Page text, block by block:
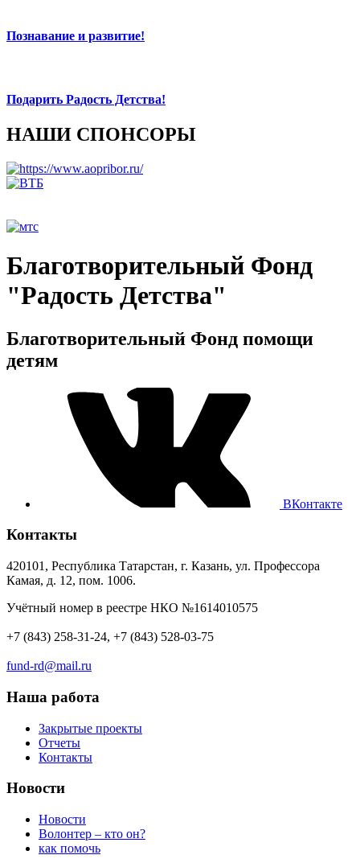
Познавание и развитие!
Подарить Радость Детства!
НАШИ СПОНСОРЫ
Благотворительный Фонд
"Радость Детства"
Благотворительный Фонд помощи
детям
ВКонтакте
Контакты
420101, Республика Татарстан, г. Казань, ул. Профессора
Камая, д. 12, пом. 1006.
Учётный номер в реестре НКО №1614010575
+7 (843) 258-31-24, +7 (843) 528-03-75
fund-rd@mail.ru
Наша работа
Закрытые проекты
Отчеты
Контакты
Новости
Новости
Волонтер – кто он?
как помочь